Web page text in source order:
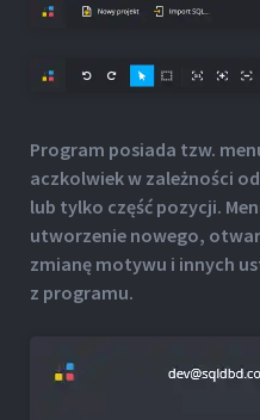
Program posiada tzw.
aczkolwiek w zależności
lub tylko część pozycji.
utworzenie nowego,
zmianę motywu i innych
z programu.